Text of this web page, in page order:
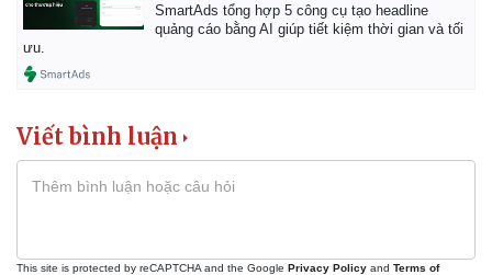
SmartAds tổng hợp 5 công cụ tạo headline
quảng cáo bằng AI giúp tiết kiệm thời gian và tối
ưu.
Viết bình luận
This site is protected by reCAPTCHA and the Google Privacy Policy and Terms of